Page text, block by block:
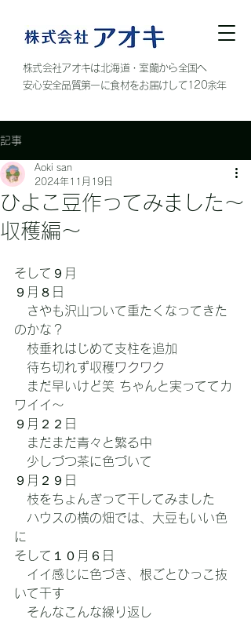
株式会社アオキは北海道・室蘭から全国へ
安心安全品質第一に食材をお届けして120余年
記事
ひよこ豆作ってみました～
収穫編～
Aoki san
2024年11月19日
そして９月
９月８日
さやも沢山ついて重たくなってきた
のかな？
枝垂れはじめて支柱を追加
待ち切れず収穫ワクワク
まだ早いけど笑 ちゃんと実っててカ
ワイイ～
９月２２日
まだまだ青々と繁る中
少しづつ茶に色づいて
９月２９日
枝をちょんぎって干してみました
ハウスの横の畑では、大豆もいい色
に
そして１０月６日
イイ感じに色づき、根ごとひっこ抜
いて干す
そんなこんな繰り返し